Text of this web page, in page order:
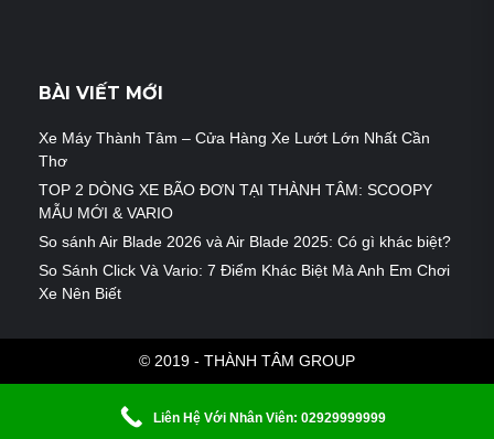
BÀI VIẾT MỚI
Xe Máy Thành Tâm – Cửa Hàng Xe Lướt Lớn Nhất Cần
Thơ
TOP 2 DÒNG XE BÃO ĐƠN TẠI THÀNH TÂM: SCOOPY
MẪU MỚI & VARIO
So sánh Air Blade 2026 và Air Blade 2025: Có gì khác biệt?
So Sánh Click Và Vario: 7 Điểm Khác Biệt Mà Anh Em Chơi
Xe Nên Biết
© 2019 - THÀNH TÂM GROUP
Liên Hệ Với Nhân Viên: 02929999999